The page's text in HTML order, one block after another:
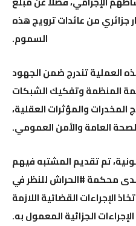
بـ 51000 دينار جزائري من عائدات ترويج هذه
السموم.
العملية تندرج ضمن الجهود
المنظمة وتفكيك الشبكات
المخدرات والمؤثرات العقلية،
العامة والأمن العمومي.
تم تقديم المشتبه فيهم
محكمة #الحراش للنظر في
الإجراءات القضائية اللازمة
الجزائية المعمول به.